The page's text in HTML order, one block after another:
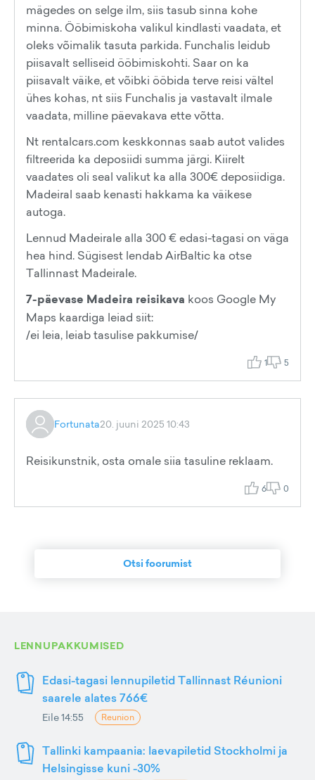
mägedes on selge ilm, siis tasub sinna kohe
minna. Ööbimiskoha valikul kindlasti vaadata, et
oleks võimalik tasuta parkida. Funchalis leidub
piisavalt selliseid ööbimiskohti. Saar on ka
piisavalt väike, et võibki ööbida terve reisi vältel
ühes kohas, nt siis Funchalis ja vastavalt ilmale
vaadata, milline päevakava ette võtta.
Nt rentalcars.com keskkonnas saab autot valides
filtreerida ka deposiidi summa järgi. Kiirelt
vaadates oli seal valikut ka alla 300€ deposiidiga.
Madeiral saab kenasti hakkama ka väikese
autoga.
Lennud Madeirale alla 300 € edasi-tagasi on väga
hea hind. Sügisest lendab AirBaltic ka otse
Tallinnast Madeirale.
7-päevase Madeira reisikava koos Google My
Maps kaardiga leiad siit:
/ei leia, leiab tasulise pakkumise/
1 5
Fortunata20. juuni 2025 10:43
Reisikunstnik, osta omale siia tasuline reklaam.
6 0
Otsi foorumist
LENNUPAKKUMISED
Edasi-tagasi lennupiletid Tallinnast Réunioni
saarele alates 766€
Eile 14:55 Reunion
Tallinki kampaania: laevapiletid Stockholmi ja
Helsingisse kuni -30%